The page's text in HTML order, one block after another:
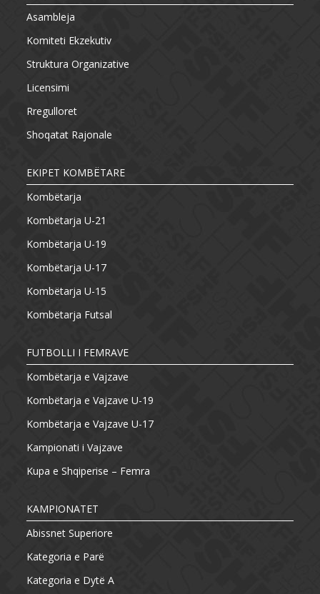
Asambleja
Komiteti Ekzekutiv
Struktura Organizative
Licensimi
Rregulloret
Shoqatat Rajonale
EKIPET KOMBËTARE
Kombëtarja
Kombëtarja U-21
Kombëtarja U-19
Kombëtarja U-17
Kombëtarja U-15
Kombëtarja Futsal
FUTBOLLI I FEMRAVE
Kombëtarja e Vajzave
Kombëtarja e Vajzave U-19
Kombëtarja e Vajzave U-17
Kampionati i Vajzave
Kupa e Shqiperise – Femra
KAMPIONATET
Abissnet Superiore
Kategoria e Parë
Kategoria e Dytë A